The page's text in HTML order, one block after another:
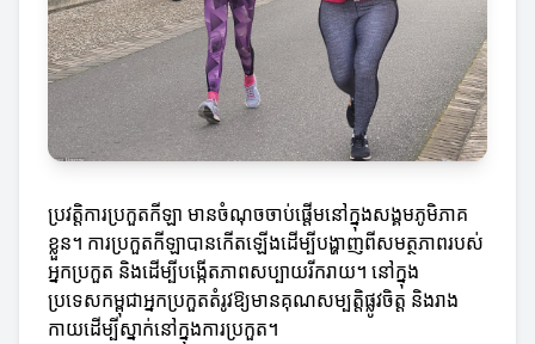
ប្រវត្តិការប្រកួតកីឡា មានចំណុចចាប់ផ្តើមនៅក្នុងសង្គមភូមិភាគ
ខ្លួន។ ការប្រកួតកីឡាបានកើតឡើងដើម្បីបង្ហាញពីសមត្ថភាពរបស់
អ្នកប្រកួត និងដើម្បីបង្កើតភាពសប្បាយរីករាយ។ នៅក្នុង
ប្រទេសកម្ពុជាអ្នកប្រកួតតំរូវឱ្យមានគុណសម្បត្តិផ្លូវចិត្ត និងរាង
កាយដើម្បីស្នាក់នៅក្នុងការប្រកួត។